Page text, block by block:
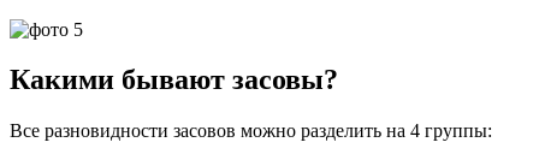
Какими бывают засовы?
Все разновидности засовов можно разделить на 4 группы: